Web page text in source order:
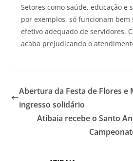
Setores como saúde, educação e
por exemplos, só funcionam bem
efetivo adequado de servidores.
acaba prejudicando o
Abertura da Festa de Flores e
ingresso solidário
Atibaia recebe o Santo